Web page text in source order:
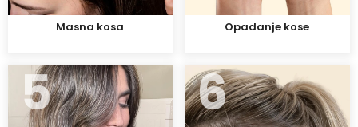
Masna kosa Opadanje kose
5 6